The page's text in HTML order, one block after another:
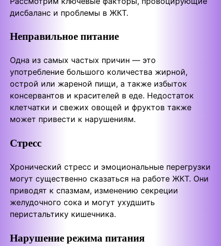
дисбаланс и проблемы в ЖКТ.
Неправильное питание
Одна из самых частых причин — это
употребление большого количества жирной,
острой или жареной пищи, а также избыток
консервантов и красителей в еде. Недостаток
клетчатки и свежих овощей и фруктов также
может привести к нарушениям.
Стресс
Хронический стресс и эмоциональные перегрузки
могут существенно сказаться на работе ЖКТ. Они
приводят к спазмам, изменению секреции
желудочного сока и могут ухудшить
перистальтику кишечника.
Нарушение режима питания